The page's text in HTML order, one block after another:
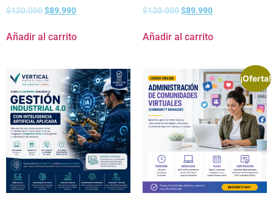
$120.000$89.990
Añadir al carrito
$120.000$89.990
Añadir al carrito
¡Oferta!